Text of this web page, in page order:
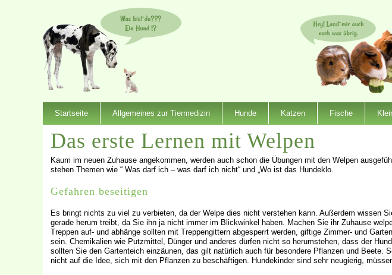
Startseite Allgemeines zur Tiermedizin Hunde Katzen Fische
Das erste Lernen mit Welpen
Kaum im neuen Zuhause angekommen, werden auch schon die Übungen mit den Welpen
stehen Themen wie “ Was darf ich – was darf ich nicht“ und „Wo ist das Hundeklo.
Gefahren beseitigen
Es bringt nichts zu viel zu verbieten, da der Welpe dies nicht verstehen kann. Außerdem wissen
gerade herum treibt, da Sie ihn ja nicht immer im Blickwinkel haben. Machen Sie ihr Zuhause
Treppen auf- und abhänge sollten mit Treppengittern abgesperrt werden, giftige Zimmer- und
sein. Chemikalien wie Putzmittel, Dünger und anderes dürfen nicht so herumstehen, dass der
sollten Sie den Gartenteich einzäunen, das gilt natürlich auch für besondere Pflanzen und Beete.
nicht auf die Idee, sich mit den Pflanzen zu beschäftigen. Hundekinder sind sehr neugierig,